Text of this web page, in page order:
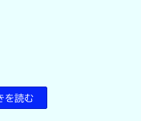
を読む